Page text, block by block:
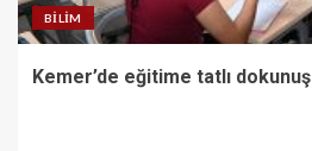
BILIM
Kemer’de eğitime tatlı dokunuş